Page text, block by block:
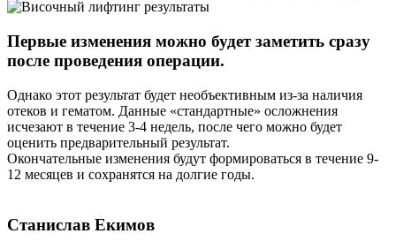
Первые изменения можно будет заметить сразу
после проведения операции.
Однако этот результат будет необъективным из-за наличия
отеков и гематом. Данные «стандартные» осложнения
исчезают в течение 3-4 недель, после чего можно будет
оценить предварительный результат.
Окончательные изменения будут формироваться в течение 9-
12 месяцев и сохранятся на долгие годы.
Станислав Екимов